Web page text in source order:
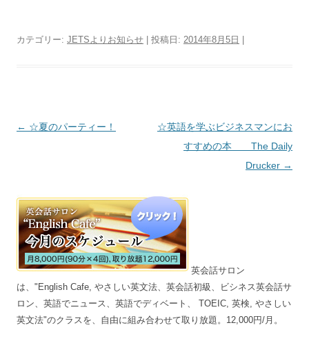
カテゴリー: JETSよりお知らせ | 投稿日: 2014年8月5日
投稿ナビゲーション
← ☆夏のパーティー！
☆英語を学ぶビジネスマンにお
すすめの本 The Daily
Drucker →
英会話サロン
は、"English Cafe, やさしい英文法、英会話初級、ビシネス英会話サ
ロン、英語でニュース、英語でディベート、 TOEIC, 英検, やさしい
英文法"のクラスを、自由に組み合わせて取り放題。12,000円/月。